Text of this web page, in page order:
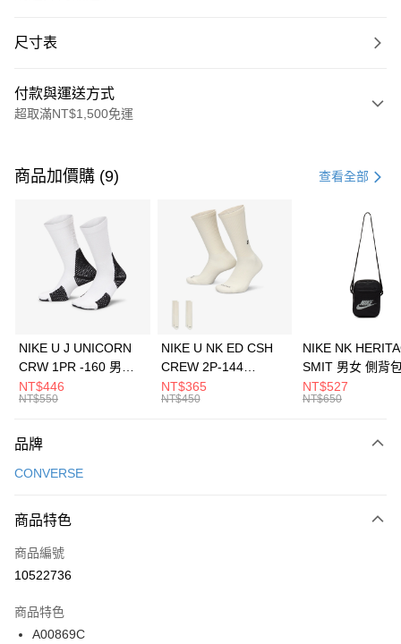
尺寸表
付款與運送方式
超取滿NT$1,500免運
信用卡一次付款
3 期 0 利率 每期 21家銀行
合作金庫商業銀行
第一商業銀行
華南商業銀行
彰化商業銀行
上海商業儲蓄銀行
元大商業銀行
台灣樂天信用卡公司
Apple Pay
全盈+PAY
AFTEE先享後付
【關於「AFTEE先享後付」】
便利好安心！
３．安心：先確認商品／服務後，再付款。
【「AFTEE先享後付」結帳流程】
１．於結帳方式選擇「AFTEE先享後付」後，將跳轉至「AFTEE先享後付」
２．訂單成立數日內，您將收到繳費通知簡訊。
３．收到繳費通知簡訊後14天內，點擊此簡訊中的連結，可透過四大超商／
ATM／網路銀行／等多元方式進行付款，方視為交易完成。
運送方式
每筆NT$100，滿NT$1,500(含以上)免運費
宅配
每筆NT$100，滿NT$1,500(含以上)免運費
付款後門市自取
每筆NT$100，滿NT$1,500(含以上)免運費
商品加價購 (9) 查看全部
NIKE U J UNICORN
CRW 1PR -160 男女
中統襪 FZ3393100
NT$446
NT$550
NIKE U NK ED CSH
CREW 2P-144
EMBRDY 男女 短統襪
FZ3073133
NT$365
NT$450
NIKE NK
SMIT 男女 側背
BA5871010
NT$527
NT$650
品牌
CONVERSE
商品特色
商品編號
10522736
商品特色
A00869C